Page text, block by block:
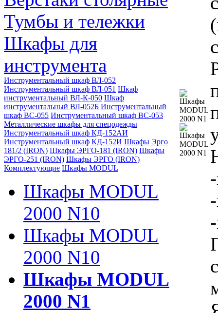
Тумбы и тележки
Шкафы для
инструмента
Инструментальный шкаф ВЛ-052
Инструментальный шкаф ВЛ-051 Шкаф
инструментальный ВЛ-К-050 Шкаф
инструментальный ВЛ-052Б Инструментальный
шкаф ВС-055 Инструментальный шкаф ВС-053
Металлические шкафы для спецодежды
Инструментальный шкаф КД-152АИ
Инструментальный шкаф КД-152И Шкафы Эрго
181/2 (IRON) Шкафы ЭРГО-181 (IRON) Шкафы
ЭРГО-251 (IRON) Шкафы ЭРГО (IRON)
Комплектующие Шкафы MODUL
Шкафы MODUL
2000 N10
Шкафы MODUL
2000 N10
Шкафы MODUL
2000 N1